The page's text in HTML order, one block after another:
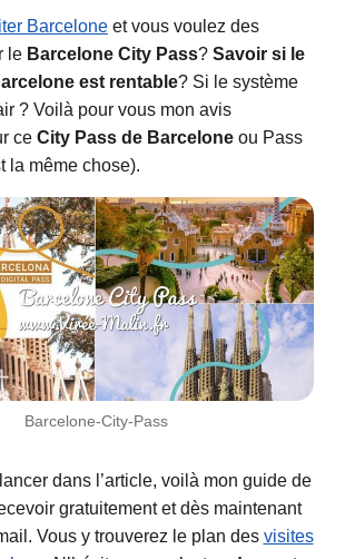
Barcelone et vous voulez des
le Barcelone City Pass? Savoir si le
est rentable? Si le système
? Voilà pour vous mon avis
ce City Pass de Barcelone ou Pass
la même chose).
Barcelone-City-Pass
dans l’article, voilà mon guide de
gratuitement et dès maintenant
Vous y trouverez le plan des visites